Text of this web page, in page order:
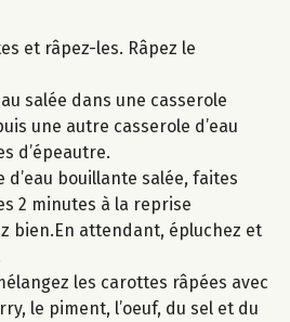
et râpez-les. Râpez le
salée dans une casserole
une autre casserole d’eau
d’épeautre.
d’eau bouillante salée, faites
2 minutes à la reprise
bien.En attendant, épluchez et
les carottes râpées avec
le piment, l’oeuf, du sel et du